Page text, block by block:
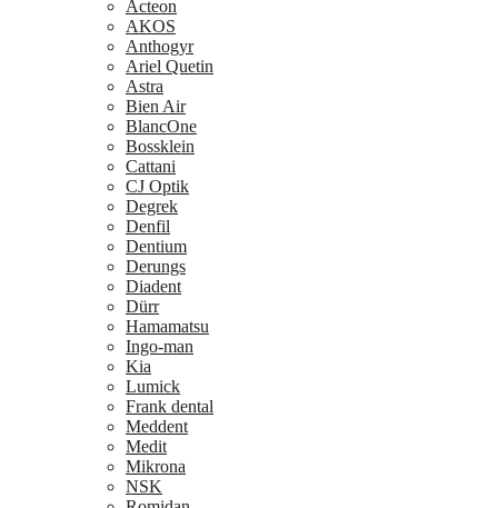
Acteon
AKOS
Anthogyr
Ariel Quetin
Astra
Bien Air
BlancOne
Bossklein
Cattani
CJ Optik
Degrek
Denfil
Dentium
Derungs
Diadent
Dürr
Hamamatsu
Ingo-man
Kia
Lumick
Frank dental
Meddent
Medit
Mikrona
NSK